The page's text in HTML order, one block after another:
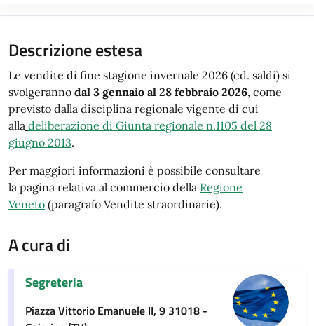
Descrizione estesa
Le vendite di fine stagione invernale 2026 (cd. saldi) si
svolgeranno dal 3 gennaio al 28 febbraio 2026, come
previsto dalla disciplina regionale vigente di cui
alla deliberazione di Giunta regionale n.1105 del 28
giugno 2013.
Per maggiori informazioni è possibile consultare
la pagina relativa al commercio della Regione
Veneto (paragrafo Vendite straordinarie).
A cura di
Segreteria
Piazza Vittorio Emanuele II, 9 31018 -